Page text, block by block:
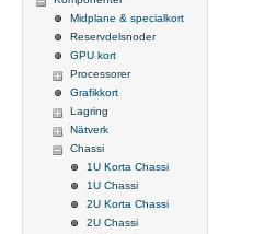
Midplane & specialkort
Reservdelsnoder
GPU kort
Processorer
Grafikkort
Lagring
Nätverk
Chassi
1U Korta Chassi
1U Chassi
2U Korta Chassi
2U Chassi